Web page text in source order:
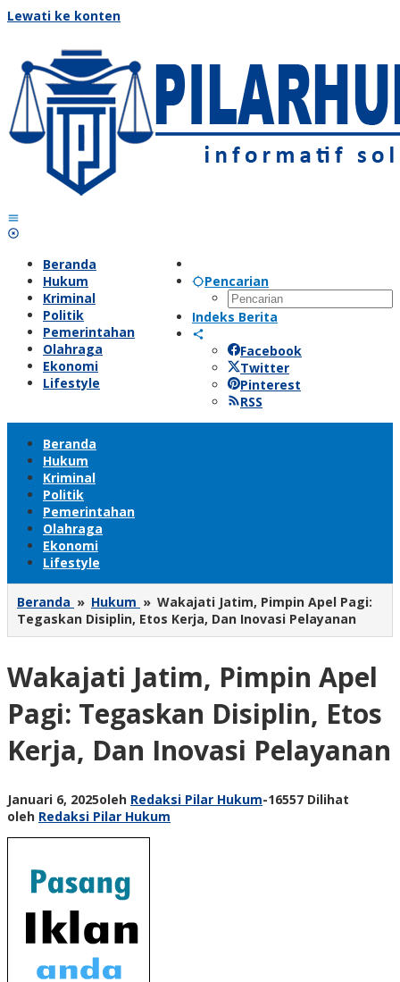
Lewati ke konten
Pencarian
Indeks Berita
Facebook
Twitter
Pinterest
RSS
Beranda
Hukum
Kriminal
Politik
Pemerintahan
Olahraga
Ekonomi
Lifestyle
Beranda
Hukum
Kriminal
Politik
Pemerintahan
Olahraga
Ekonomi
Lifestyle
Beranda » Hukum » Wakajati Jatim, Pimpin Apel Pagi:
Tegaskan Disiplin, Etos Kerja, Dan Inovasi Pelayanan
Wakajati Jatim, Pimpin Apel
Pagi: Tegaskan Disiplin, Etos
Kerja, Dan Inovasi Pelayanan
Januari 6, 2025oleh Redaksi Pilar Hukum-16557 Dilihat
oleh Redaksi Pilar Hukum